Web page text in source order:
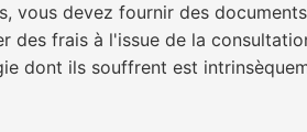
vous devez fournir des
des frais à l'issue de la
dont ils souffrent est